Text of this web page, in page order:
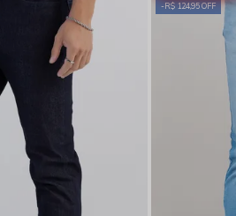
R$ 124,95 OFF